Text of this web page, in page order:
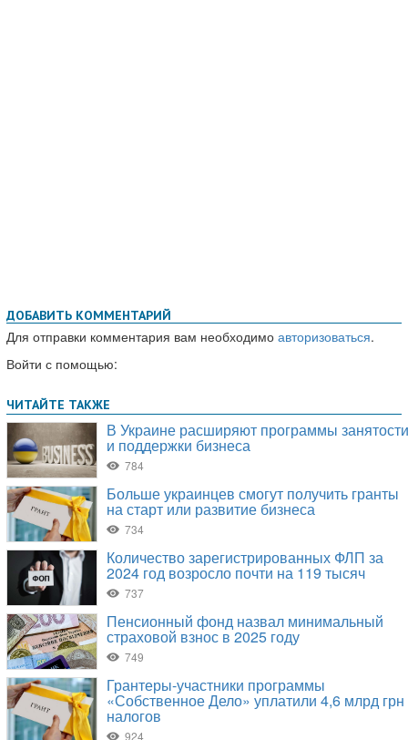
ДОБАВИТЬ КОММЕНТАРИЙ
Для отправки комментария вам необходимо авторизоваться.
Войти с помощью: